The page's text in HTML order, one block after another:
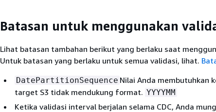
Batasan untuk menggunakan
Lihat batasan tambahan berikut yang berlaku saat
Untuk batasan yang berlaku untuk semua validasi, lihat.
DatePartitionSequence Nilai Anda membutuhkan
target S3 tidak mendukung format. YYYYMM
Ketika validasi interval berjalan selama CDC, Anda